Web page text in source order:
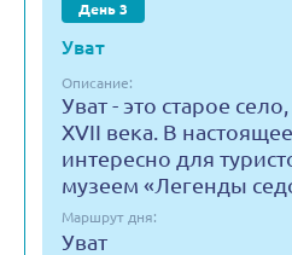
День 3
Уват
Описание:
Уват - это старое
XVII века. В
интересно для
музеем «Легенды
Маршрут дня:
Уват